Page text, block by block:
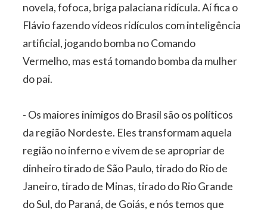
novela, fofoca, briga palaciana ridícula. Aí fica o
Flávio fazendo vídeos ridículos com inteligência
artificial, jogando bomba no Comando
Vermelho, mas está tomando bomba da mulher
do pai.
- Os maiores inimigos do Brasil são os políticos
da região Nordeste. Eles transformam aquela
região no inferno e vivem de se apropriar de
dinheiro tirado de São Paulo, tirado do Rio de
Janeiro, tirado de Minas, tirado do Rio Grande
do Sul, do Paraná, de Goiás, e nós temos que